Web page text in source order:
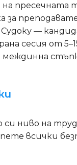
пресечната
—
сесия от
си ниво на
всички